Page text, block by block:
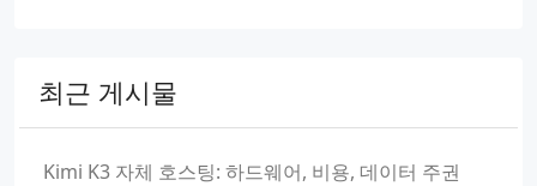
최근 게시물
Kimi K3 자체 호스팅: 하드웨어, 비용, 데이터 주권